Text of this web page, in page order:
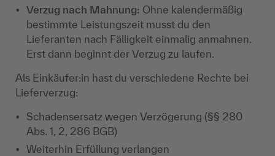
Verzug nach Mahnung: Ohne kalendermäßig
bestimmte Leistungszeit musst du den
Lieferanten nach Fälligkeit einmalig anmahnen.
Erst dann beginnt der Verzug zu laufen.
Als Einkäufer:in hast du verschiedene Rechte bei
Lieferverzug:
Schadensersatz wegen Verzögerung (§§ 280
Abs. 1, 2, 286 BGB)
Weiterhin Erfüllung verlangen